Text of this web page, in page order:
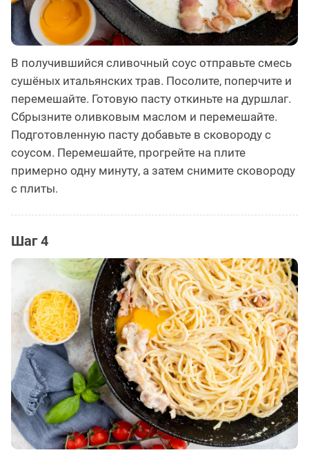
В получившийся сливочный соус отправьте смесь
сушёных итальянских трав. Посолите, поперчите и
перемешайте. Готовую пасту откиньте на дуршлаг.
Сбрызните оливковым маслом и перемешайте.
Подготовленную пасту добавьте в сковороду с
соусом. Перемешайте, прогрейте на плите
примерно одну минуту, а затем снимите сковороду
с плиты.
Шаг 4